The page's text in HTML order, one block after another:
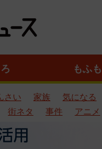
もふ
さい 家族 気になる
街ネタ 事件 アニメ